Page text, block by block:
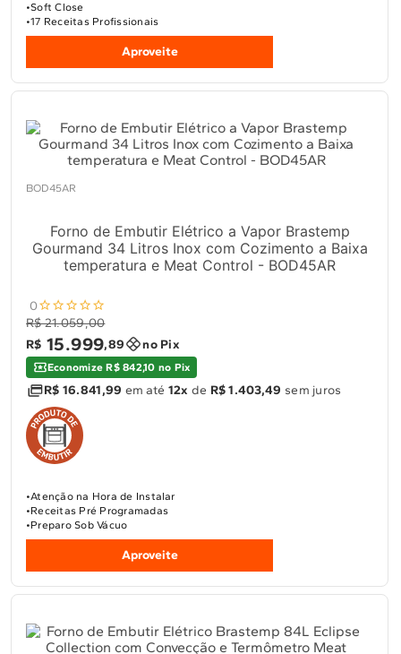
Soft Close
17 Receitas Profissionais
Aproveite
BOD45AR
Forno de Embutir Elétrico a Vapor Brastemp
Gourmand 34 Litros Inox com Cozimento a Baixa
temperatura e Meat Control - BOD45AR
0
R$ 21.059,00
R$ 15.999,89 no Pix
Economize R$ 842,10 no Pix
R$ 16.841,99 em até 12x de R$ 1.403,49 sem juros
Atenção na Hora de Instalar
Receitas Pré Programadas
Preparo Sob Vácuo
Aproveite